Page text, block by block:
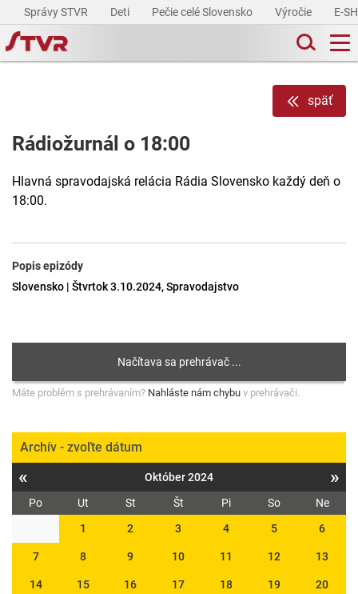
Správy STVR Deti Pečie celé Slovensko Výročie E-
späť
Rádiožurnál o 18:00
Hlavná spravodajská relácia Rádia Slovensko každý deň o
18:00.
Popis epizódy
Slovensko | Štvrtok 3.10.2024, Spravodajstvo
Máte problém s prehrávaním? Nahláste nám chybu v prehrávači.
Archív - zvoľte dátum
« Október 2024 »
Po Ut St Št Pi So
Ne
1
2 3 4 5 6
7 8 9 10 11 12 13
14 15 16 17 18 19 20